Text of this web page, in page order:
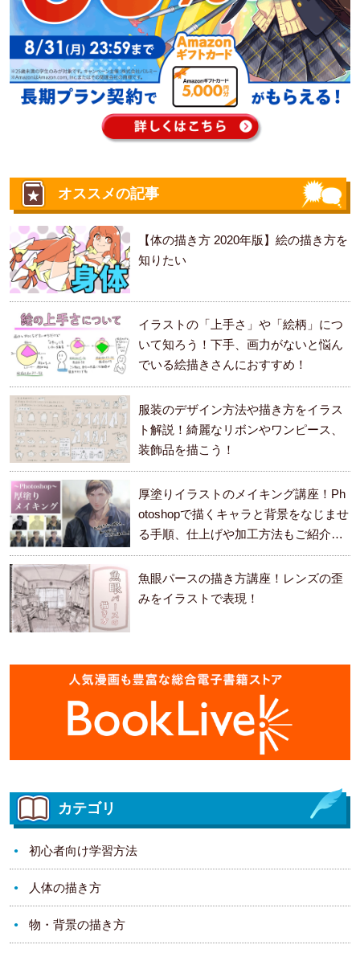
オススメの記事
【体の描き方 2020年版】絵の描き方を
知りたい
イラストの「上手さ」や「絵柄」につ
いて知ろう！下手、画力がないと悩ん
でいる絵描きさんにおすすめ！
服装のデザイン方法や描き方をイラス
ト解説！綺麗なリボンやワンピース、
装飾品を描こう！
厚塗りイラストのメイキング講座！Ph
otoshopで描くキャラと背景をなじませ
る手順、仕上げや加工方法もご紹介し
ます。
魚眼パースの描き方講座！レンズの歪
みをイラストで表現！
カテゴリ
初心者向け学習方法
人体の描き方
物・背景の描き方